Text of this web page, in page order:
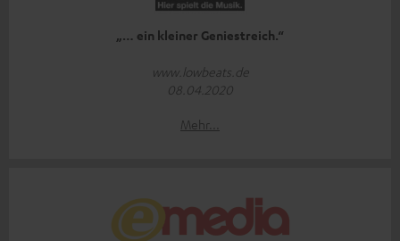
„… ein kleiner Geniestreich.“
www.lowbeats.de
08.04.2020
Mehr...